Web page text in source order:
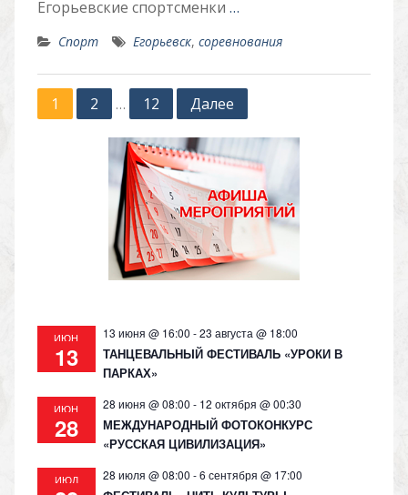
Егорьевские спортсменки …
Спорт Егорьевск, соревнования
Пагинация
1 2 … 12 Далее
ИЮН
13
13 июня @ 16:00 -23 августа @ 18:00
ТАНЦЕВАЛЬНЫЙ ФЕСТИВАЛЬ «УРОКИ В
ПАРКАХ»
ИЮН
28
28 июня @ 08:00 - 12 октября @ 00:30
МЕЖДУНАРОДНЫЙ ФОТОКОНКУРС
«РУССКАЯ ЦИВИЛИЗАЦИЯ»
ИЮЛ 28 июля @ 08:00 -6 сентября @ 17:00